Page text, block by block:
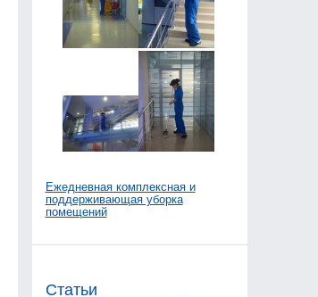
Ежедневная комплексная и
поддерживающая уборка
помещений
Статьи